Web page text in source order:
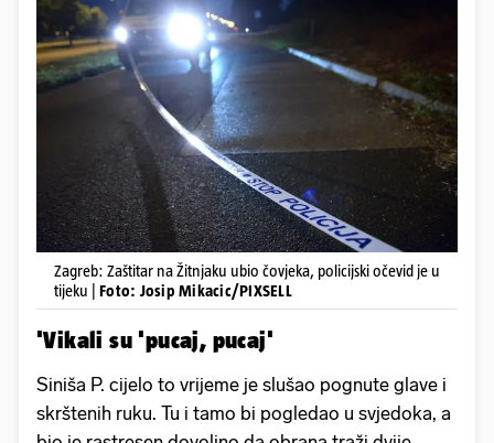
Zagreb: Zaštitar na Žitnjaku ubio čovjeka, policijski očevid je u
tijeku | Foto: Josip Mikacic/PIXSELL
'Vikali su 'pucaj, pucaj'
Siniša P. cijelo to vrijeme je slušao pognute glave i
skrštenih ruku. Tu i tamo bi pogledao u svjedoka, a